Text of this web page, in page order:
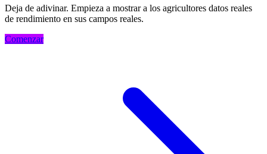
Deja de adivinar. Empieza a mostrar a los agricultores datos reales
de rendimiento en sus campos reales.
Comenzar